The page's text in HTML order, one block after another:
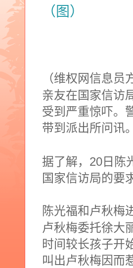
（图）
（维权网信息员
亲友在国家信访
受到严重惊吓。
带到派出所问讯。
据了解， 20 日陈
国家信访局的要
陈光福和卢秋梅
卢秋梅委托徐大
时间较长孩子开
叫出卢秋梅因而